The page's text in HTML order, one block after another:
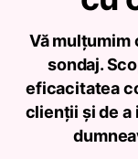
Vă mulțumim
sondaj.
eficacitatea
clienții și de